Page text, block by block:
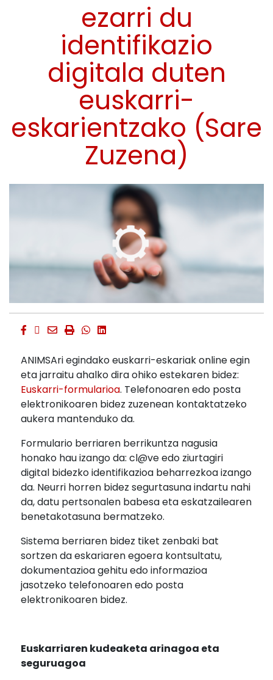
ezarri du
identifikazio
digitala duten
euskarri-
eskarientzako (Sare
Zuzena)
Facebook
Twitter
EmailImprimirWhatsapp
Whatsapp
ANIMSAri egindako euskarri-eskariak online egin
eta jarraitu ahalko dira ohiko estekaren bidez:
Euskarri-formularioa. Telefonoaren edo posta
elektronikoaren bidez zuzenean kontaktatzeko
aukera mantenduko da.
Formulario berriaren berrikuntza nagusia
honako hau izango da: cl@ve edo ziurtagiri
digital bidezko identifikazioa beharrezkoa izango
da. Neurri horren bidez segurtasuna indartu nahi
da, datu pertsonalen babesa eta eskatzailearen
benetakotasuna bermatzeko.
Sistema berriaren bidez tiket zenbaki bat
sortzen da eskariaren egoera kontsultatu,
dokumentazioa gehitu edo informazioa
jasotzeko telefonoaren edo posta
elektronikoaren bidez.
Euskarriaren kudeaketa arinagoa eta
seguruagoa